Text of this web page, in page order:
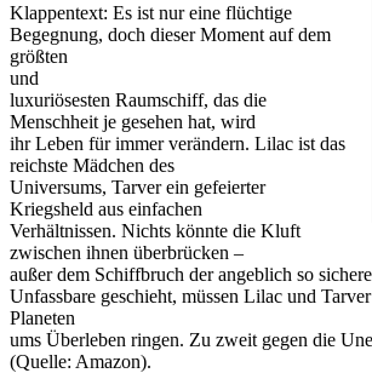
Klappentext: Es ist nur eine flüchtige
Begegnung, doch dieser Moment auf dem
größten
und
luxuriösesten Raumschiff, das die
Menschheit je gesehen hat, wird
ihr Leben für immer verändern. Lilac ist das
reichste Mädchen des
Universums, Tarver ein gefeierter
Kriegsheld aus einfachen
Verhältnissen. Nichts könnte die Kluft
zwischen ihnen überbrücken –
außer dem Schiffbruch der angeblich so
Unfassbare geschieht, müssen Lilac und
Planeten
ums Überleben ringen. Zu zweit gegen die
(Quelle: Amazon).